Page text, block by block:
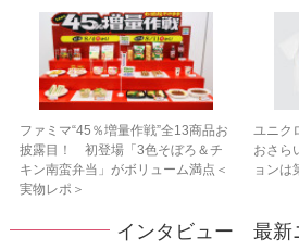
ファミマ“45％増量作戦”全13商品お
披露目！ 初登場「3色そぼろ＆チ
キン南蛮弁当」がボリューム満点＜
実物レポ＞
ユニク
おさら
ョンは
インタビュー 最新